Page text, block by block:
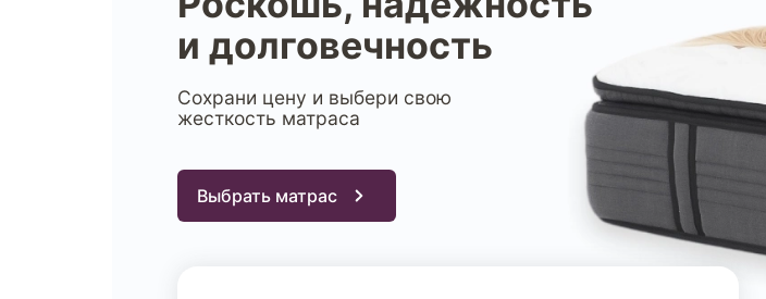
и долговечность
Сохрани цену и выбери свою
жесткость матраса
Выбрать матрас